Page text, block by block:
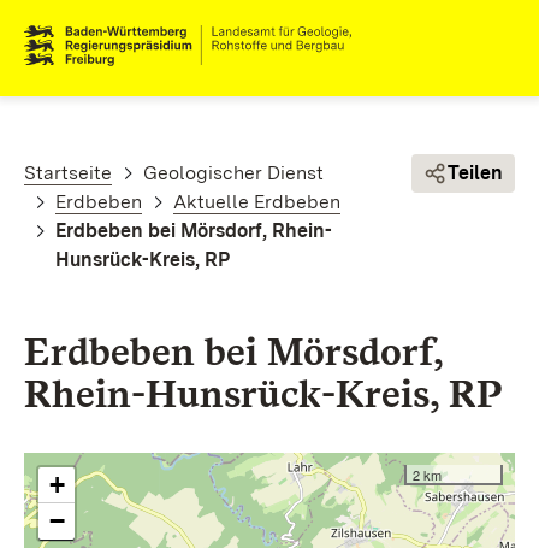
Pfadnavigation
Startseite
Geologischer Dienst
Erdbeben
Aktuelle Erdbeben
Erdbeben bei Mörsdorf, Rhein-
Hunsrück-Kreis, RP
Teilen
Erdbeben bei Mörsdorf,
Rhein-Hunsrück-Kreis, RP
+
−
2 km